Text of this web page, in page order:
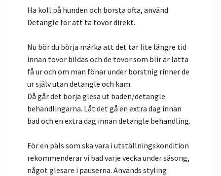
Ha koll på hunden och borsta ofta, använd
Detangle för att ta tovor direkt.
Nu bör du börja märka att det tar lite längre tid
innan tovor bildas och de tovor som blir är lätta
få ur och om man fönar under borstnig rinner de
ur själv utan detangle och kam.
Då går det börja glesa ut baden/detangle
behandlingarna. Låt det gå en extra dag innan
bad och en extra dag innan detangle behandling.
För en päls som ska vara i utställningskondition
rekommenderar vi bad varje vecka under säsong,
något glesare i pauserna. Används styling